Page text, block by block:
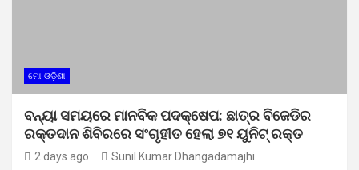
ମୋ ଓଡ଼ିଶା
ବନ୍ୟା ସମୟରେ ମାନବିକ ପଦକ୍ଷେପ: ଛାତ୍ର ବିଜେଡିର
ରକ୍ତଦାନ ଶିବିରରେ ସଂଗୃହୀତ ହେଲା ୭୧ ୟୁନିଟ୍ ରକ୍ତ
2 days ago Sunil Kumar Dhangadamajhi